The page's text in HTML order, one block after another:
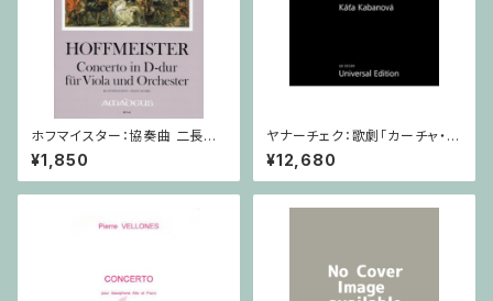
ホフマイスター：協奏曲 二長調
/ ヴィオラ・ピアノ
¥1,850
ヤナーチェク：歌劇「カーチャ・カ
ヴァノヴァー」 / フルスコア
¥12,680